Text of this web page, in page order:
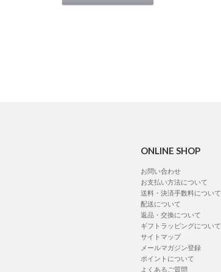
ONLINE SHOP
お問い合わせ
お支払い方法について
送料・決済手数料について
配送について
返品・交換について
ギフトラッピングについて
サイトマップ
メールマガジン登録
ポイントについて
よくあるご質問